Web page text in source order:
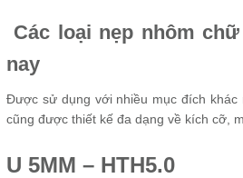
Các loại nẹp nhôm
nay
Được sử dụng với nhiều mục đích khác
cũng được thiết kế đa dạng về kích cỡ,
U 5MM – HTH5.0